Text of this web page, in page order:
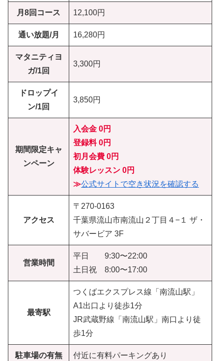
月8回コース 12,100円
通い放題/月 16,280円
マタニティヨ
ガ/1回
3,300円
ドロップイ
ン/1回
3,850円
期間限定キャ
ンペーン
入会金 0円
登録料 0円
初月会費 0円
体験レッスン 0円
≫公式サイトで空き状況を確認する
アクセス
〒270-0163
千葉県流山市南流山２丁目４−１ ザ・
サバービア 3F
営業時間
平日 9:30〜22:00
土日祝 8:00〜17:00
最寄駅
つくばエクスプレス線「南流山駅」
A1出口より徒歩1分
JR武蔵野線「南流山駅」南口より徒
歩1分
駐車場の有無 付近に有料パーキングあり